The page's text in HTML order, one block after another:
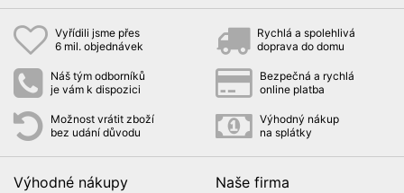
Vyřídili jsme přes
6 mil. objednávek
Rychlá a spolehlivá
doprava do domu
Náš tým odborníků
je vám k dispozici
Bezpečná a rychlá
online platba
Možnost vrátit zboží
bez udání důvodu
Výhodný nákup
na splátky
Výhodné nákupy Naše firma